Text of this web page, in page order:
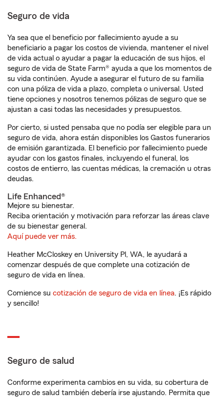
Seguro de vida
Ya sea que el beneficio por fallecimiento ayude a su
beneficiario a pagar los costos de vivienda, mantener el nivel
de vida actual o ayudar a pagar la educación de sus hijos, el
seguro de vida de State Farm® ayuda a que los momentos de
su vida continúen. Ayude a asegurar el futuro de su familia
con una póliza de vida a plazo, completa o universal. Usted
tiene opciones y nosotros tenemos pólizas de seguro que se
ajustan a casi todas las necesidades y presupuestos.
Por cierto, si usted pensaba que no podía ser elegible para un
seguro de vida, ahora están disponibles los Gastos funerarios
de emisión garantizada. El beneficio por fallecimiento puede
ayudar con los gastos finales, incluyendo el funeral, los
costos de entierro, las cuentas médicas, la cremación u otras
deudas.
Life Enhanced®
Mejore su bienestar.
Reciba orientación y motivación para reforzar las áreas clave
de su bienestar general.
Aquí puede ver más.
Heather McCloskey en University Pl, WA, le ayudará a
comenzar después de que complete una cotización de
seguro de vida en línea.
Comience su cotización de seguro de vida en línea. ¡Es rápido
y sencillo!
Seguro de salud
Conforme experimenta cambios en su vida, su cobertura de
seguro de salud también debería irse ajustando. Permita que